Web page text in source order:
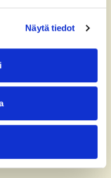
Näytä tiedot